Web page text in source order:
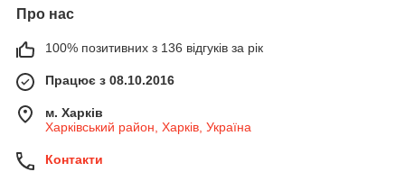
Про нас
100% позитивних з 136 відгуків за рік
Працює з 08.10.2016
м. Харків
Харківський район, Харків, Україна
Контакти